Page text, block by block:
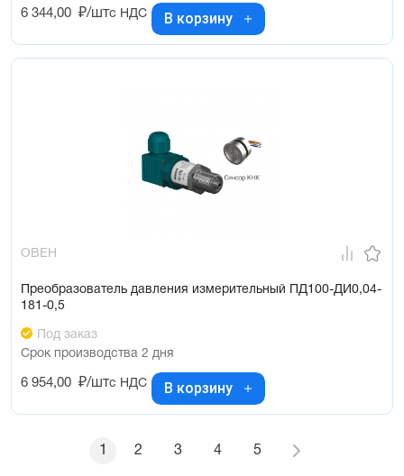
6 344,00 ₽/штс НДС В корзину
ОВЕН
Преобразователь давления измерительный ПД100-ДИ0,04-
181-0,5
Под заказ
Срок производства 2 дня
6 954,00 ₽/штс НДС В корзину
1 2 3 4 5